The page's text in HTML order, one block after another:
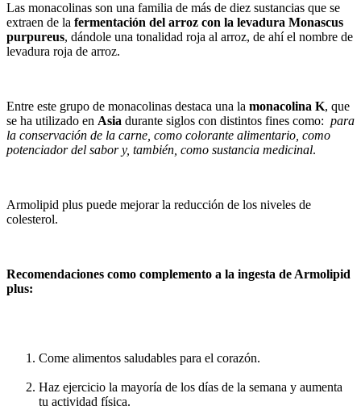
Las monacolinas son una familia de más de diez sustancias que se
extraen de la fermentación del arroz con la levadura Monascus
purpureus, dándole una tonalidad roja al arroz, de ahí el nombre de
levadura roja de arroz.
Entre este grupo de monacolinas destaca una la monacolina K, que
se ha utilizado en Asia durante siglos con distintos fines como: para
la conservación de la carne, como colorante alimentario, como
potenciador del sabor y, también, como sustancia medicinal.
Armolipid plus puede mejorar la reducción de los niveles de
colesterol.
Recomendaciones como complemento a la ingesta de Armolipid
plus:
Come alimentos saludables para el corazón.
Haz ejercicio la mayoría de los días de la semana y aumenta
tu actividad física.